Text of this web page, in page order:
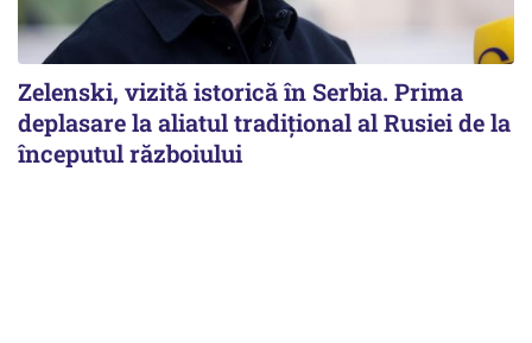
Zelenski, vizită istorică în Serbia. Prima
deplasare la aliatul tradițional al Rusiei de la
începutul războiului